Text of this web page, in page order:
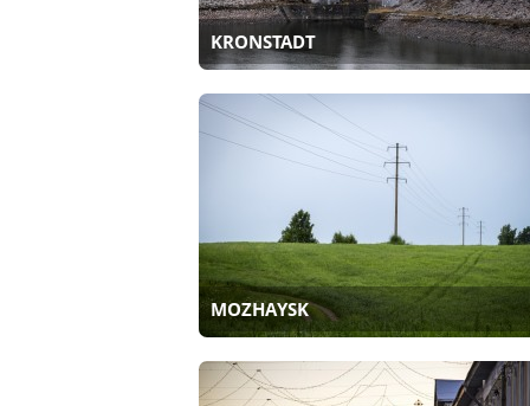
KRONSTADT
MOZHAYSK